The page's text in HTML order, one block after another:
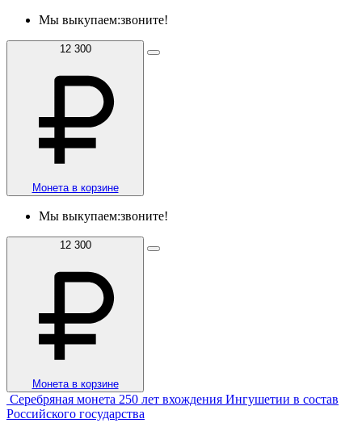
Мы выкупаем:звоните!
12 300
Монета в корзине
Мы выкупаем:звоните!
12 300
Монета в корзине
Серебряная монета 250 лет вхождения Ингушетии в состав
Российского государства